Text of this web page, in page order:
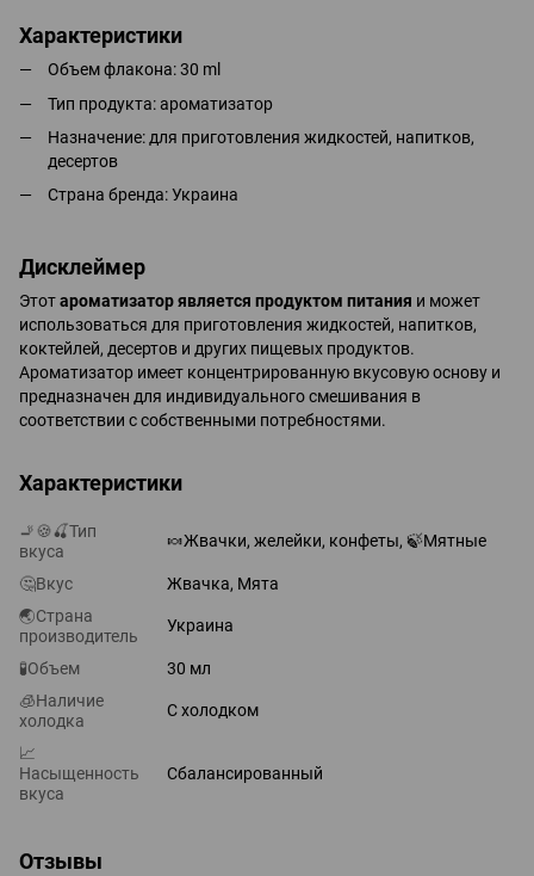
Характеристики
Объем флакона: 30 ml
Тип продукта: ароматизатор
Назначение: для приготовления жидкостей, напитков,
десертов
Страна бренда: Украина
Дисклеймер
Этотароматизатор является продуктом питания и может
использоваться для приготовления жидкостей, напитков,
коктейлей, десертов и других пищевых продуктов.
Ароматизатор имеет концентрированную вкусовую основу и
предназначен для индивидуального смешивания в
соответствии с собственными потребностями.
Характеристики
🚬🍪🍒Тип
вкуса
🍬Жвачки, желейки, конфеты, 🍃Мятные
🤔Вкус
Жвачка, Мята
🌏Страна
производитель
Украина
🧪Объем
30 мл
🧊Наличие
холодка
С холодком
📈
Насыщенность
вкуса
Сбалансированный
Отзывы